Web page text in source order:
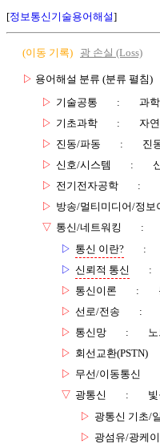
[정보통신기술용어해설]
(이동 기록) 광 손실 (Loss)
▷ 용어해설 분류 (분류 펼침)
▷ 기술공통 :
과
▷ 기초과학 :
자
▷ 진동/파동 :
진
▷ 신호/시스템 :
▷ 전기전자공학 :
▷ 방송/멀티미디어/정보
▽ 통신/네트워킹 :
▷ 통신 이란? :
▷ 신뢰적 통신 :
▷ 통신이론 :
▷ 선로/전송 :
▷ 통신망 :
▷ 회선교환(PSTN)
▷ 무선/이동통신
▽ 광통신 :
▷ 광통신 기초/
▷ 광섬유/광케